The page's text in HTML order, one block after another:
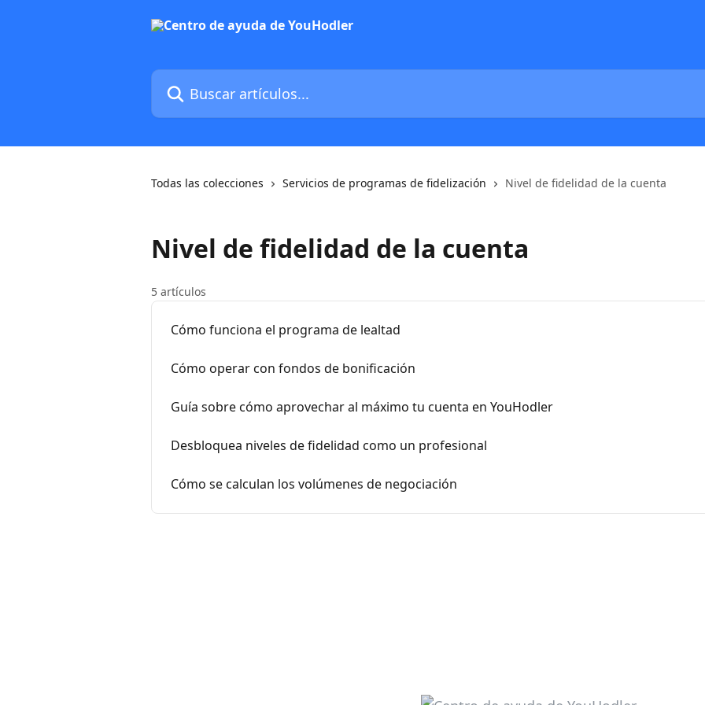
Buscar artículos...
Todas las colecciones Servicios de programas de fidelización Nivel de fidelidad de la cuenta
Nivel de fidelidad de la cuenta
5 artículos
Cómo funciona el programa de lealtad
Cómo operar con fondos de bonificación
Guía sobre cómo aprovechar al máximo tu cuenta en YouHodler
Desbloquea niveles de fidelidad como un profesional
Cómo se calculan los volúmenes de negociación